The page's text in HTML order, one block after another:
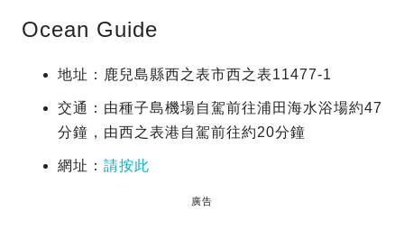
Ocean Guide
地址：鹿兒島縣西之表市西之表11477-1
交通：由種子島機場自駕前往浦田海水浴場約47
分鐘，由西之表港自駕前往約20分鐘
網址： 請按此
廣告